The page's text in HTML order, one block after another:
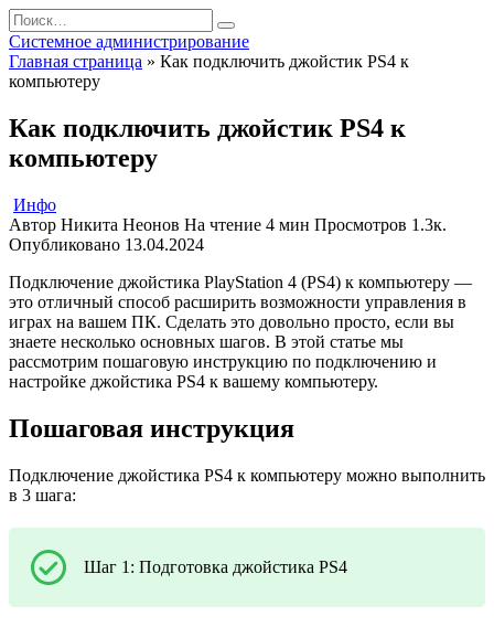
Перейти
к
содержанию
Search
for:
Системное администрирование
Главная страница » Как подключить джойстик PS4 к
компьютеру
Как подключить джойстик PS4 к
компьютеру
Инфо
Автор Никита Неонов На чтение 4 мин Просмотров 1.3к.
Опубликовано 13.04.2024
Подключение джойстика PlayStation 4 (PS4) к компьютеру —
это отличный способ расширить возможности управления в
играх на вашем ПК. Сделать это довольно просто, если вы
знаете несколько основных шагов. В этой статье мы
рассмотрим пошаговую инструкцию по подключению и
настройке джойстика PS4 к вашему компьютеру.
Пошаговая инструкция
Подключение джойстика PS4 к компьютеру можно выполнить
в 3 шага:
Шаг 1: Подготовка джойстика PS4